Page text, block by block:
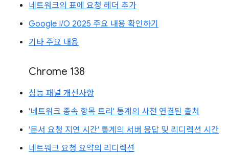
네트워크의 표에 요청 헤더 추가
Google I/O 2025 주요 내용 확인하기
기타 주요 내용
Chrome 138
성능 패널 개선사항
'네트워크 종속 항목 트리' 통계의 사전 연결된 출처
'문서 요청 지연 시간' 통계의 서버 응답 및 리디렉션 시간
네트워크 요청 요약의 리디렉션